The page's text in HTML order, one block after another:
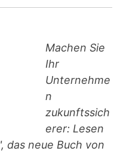
Machen Sie
Ihr
Unternehme
n
zukunftssich
erer: Lesen
das neue Buch von